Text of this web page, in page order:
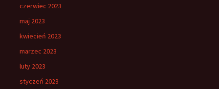
czerwiec 2023
maj 2023
kwiecień 2023
marzec 2023
luty 2023
styczeń 2023